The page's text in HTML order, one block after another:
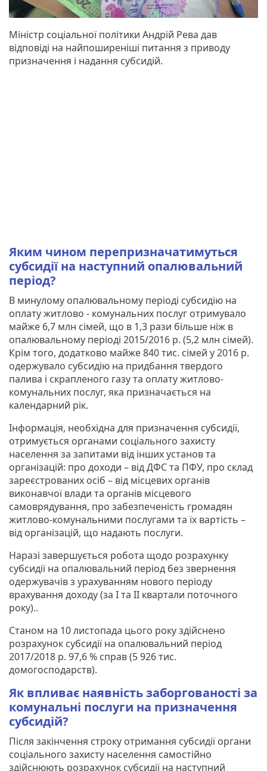
Міністр соціальної політики Андрій Рева дав
відповіді на найпоширеніші питання з приводу
призначення і надання субсидій.
Яким чином перепризначатимуться
субсидії на наступний опалювальний
період?
В минулому опалювальному періоді субсидію на
оплату житлово - комунальних послуг отримувало
майже 6,7 млн сімей, що в 1,3 рази більше ніж в
опалювальному періоді 2015/2016 р. (5,2 млн сімей).
Крім того, додатково майже 840 тис. сімей у 2016 р.
одержувало субсидію на придбання твердого
палива і скрапленого газу та оплату житлово-
комунальних послуг, яка призначається на
календарний рік.
Інформація, необхідна для призначення субсидії,
отримується органами соціального захисту
населення за запитами від інших установ та
організацій: про доходи – від ДФС та ПФУ, про склад
зареєстрованих осіб – від місцевих органів
виконавчої влади та органів місцевого
самоврядування, про забезпеченість громадян
житлово-комунальними послугами та їх вартість –
від організацій, що надають послуги.
Наразі завершується робота щодо розрахунку
субсидії на опалювальний період без звернення
одержувачів з урахуванням нового періоду
врахування доходу (за І та ІІ квартали поточного
року)..
Станом на 10 листопада цього року здійснено
розрахунок субсидії на опалювальний період
2017/2018 р. 97,6 % справ (5 926 тис.
домогосподарств).
Як впливає наявність заборгованості за
комунальні послуги на призначення
субсидій?
Після закінчення строку отримання субсидії органи
соціального захисту населення самостійно
здійснюють розрахунок субсидії на наступний